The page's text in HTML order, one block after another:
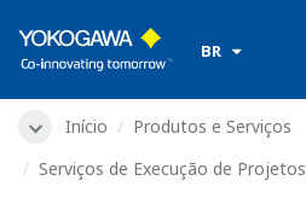
BR
Início
Produtos e Serviços
Serviços de Execução de Projetos